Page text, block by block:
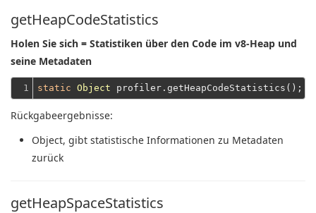
getHeapCodeStatistics
Holen Sie sich = Statistiken über den Code im v8-Heap und
seine Metadaten
1 static Object
Rückgabeergebnisse:
Object, gibt statistische Informationen zu Metadaten
zurück
getHeapSpaceStatistics